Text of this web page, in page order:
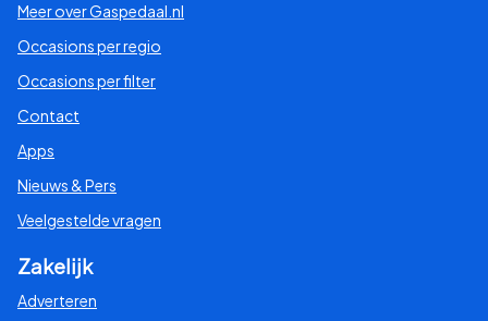
Meer over Gaspedaal.nl
Occasions per regio
Occasions per filter
Contact
Apps
Nieuws & Pers
Veelgestelde vragen
Zakelijk
Adverteren